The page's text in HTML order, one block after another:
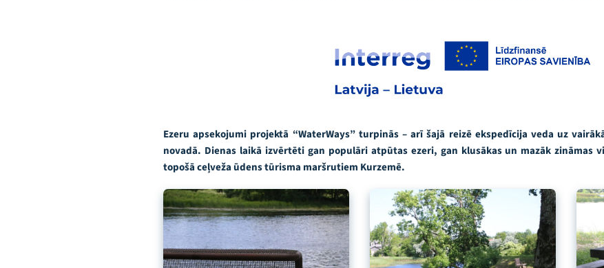
Ezeru apsekojumi projektā “WaterWays” turpinās – arī šajā reizē ekspedīcija veda uz
novadā. Dienas laikā izvērtēti gan populāri atpūtas ezeri, gan klusākas un mazāk zināmas
topošā ceļveža ūdens tūrisma maršrutiem Kurzemē.